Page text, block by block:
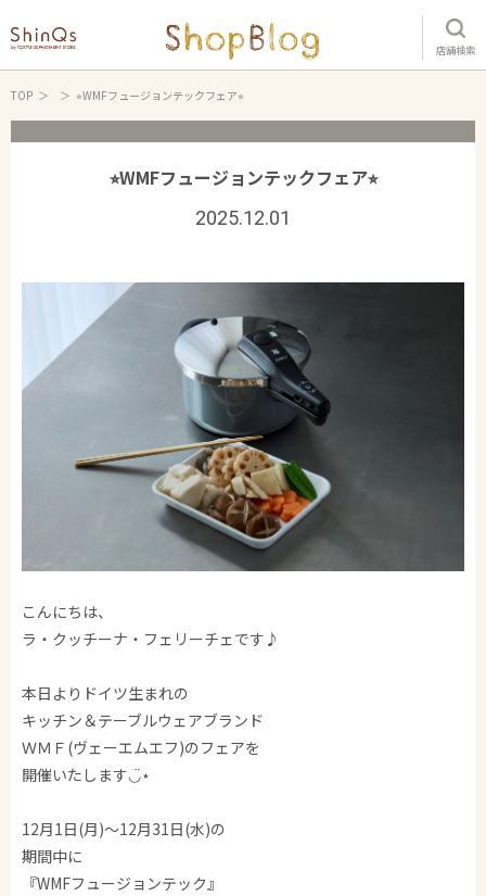
店舗検索
TOP ⭐︎WMFフュージョンテックフェア⭐︎
⭐︎WMFフュージョンテックフェア⭐︎
2025.12.01
こんにちは、
ラ・クッチーナ・フェリーチェです♪
本日よりドイツ生まれの
キッチン＆テーブルウェアブランド
ＷＭＦ(ヴェーエムエフ)のフェアを
開催いたします◡̈⋆‎
12月1日(月)〜12月31日(水)の
期間中に
『WMFフュージョンテック』